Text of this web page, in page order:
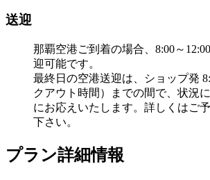
送迎
那覇空港ご到着の場合、8:00～
迎可能です。
最終日の空港送迎は、ショップ発
クアウト時間）までの間で、状況
にお応えいたします。詳しくはご
下さい。
プラン詳細情報